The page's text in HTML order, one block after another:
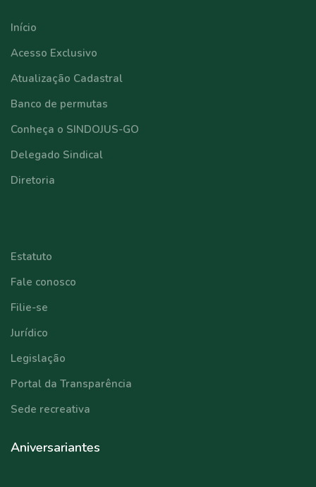
Início
Acesso Exclusivo
Atualização Cadastral
Banco de permutas
Conheça o SINDOJUS-GO
Delegado Sindical
Diretoria
Estatuto
Fale conosco
Filie-se
Jurídico
Legislação
Portal da Transparência
Sede recreativa
Aniversariantes